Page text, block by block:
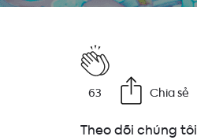
63 Chia sẻ
Theo dõi chúng